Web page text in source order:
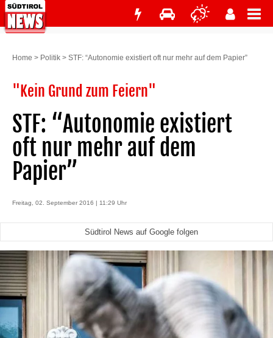
Home > Politik > STF: “Autonomie existiert oft nur mehr auf dem Papier”
"Kein Grund zum Feiern"
STF: “Autonomie existiert
oft nur mehr auf dem
Papier”
Freitag, 02. September 2016 | 11:29 Uhr
Südtirol News auf Google folgen